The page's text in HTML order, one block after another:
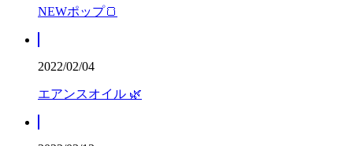
NEWポップ🍞
2022/02/04
エアンスオイル 🌿